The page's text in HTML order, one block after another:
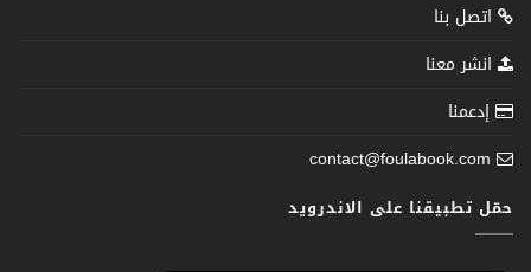
اتصل بنا
انشر معنا
إدعمنا
contact@foulabook.com
حمّل تطبيقنا على الاندرويد